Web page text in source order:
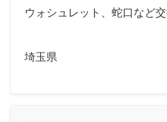
ウォシュレット、蛇口など
埼玉県